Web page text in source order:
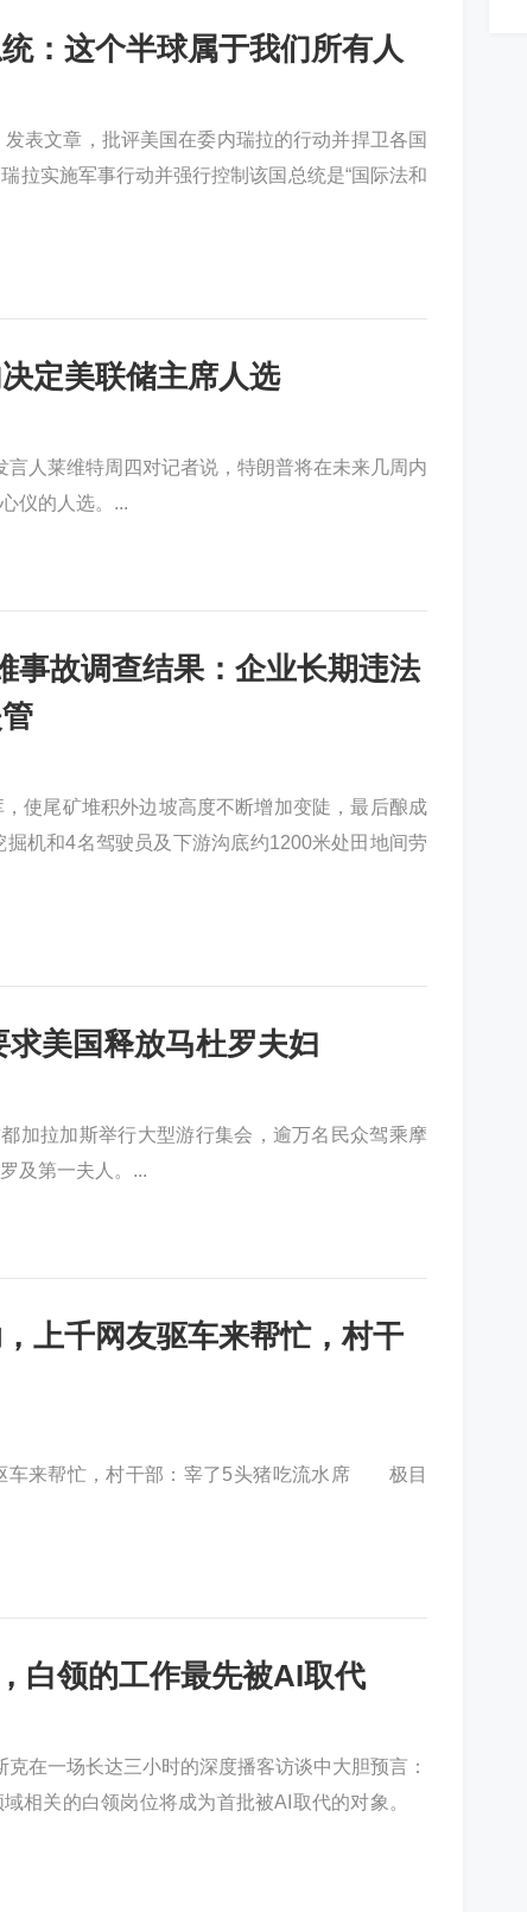
：这个半球属于我们所有人
表文章，批评美国在委内瑞拉的行动并捍卫各国
拉实施军事行动并强行控制该国总统是“国际法和
定美联储主席人选
莱维特周四对记者说，特朗普将在未来几周内
仪的人选。...
事故调查结果：企业长期违法
尾矿堆积外边坡高度不断增加变陡，最后酿成
机和4名驾驶员及下游沟底约1200米处田地间劳
美国释放马杜罗夫妇
拉加斯举行大型游行集会，逾万名民众驾乘摩
及第一夫人。...
上千网友驱车来帮忙，村干
来帮忙，村干部：宰了5头猪吃流水席 极目
白领的工作最先被AI取代
在一场长达三小时的深度播客访谈中大胆预言：
相关的白领岗位将成为首批被AI取代的对象。